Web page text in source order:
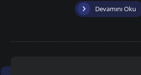
Devamını Oku